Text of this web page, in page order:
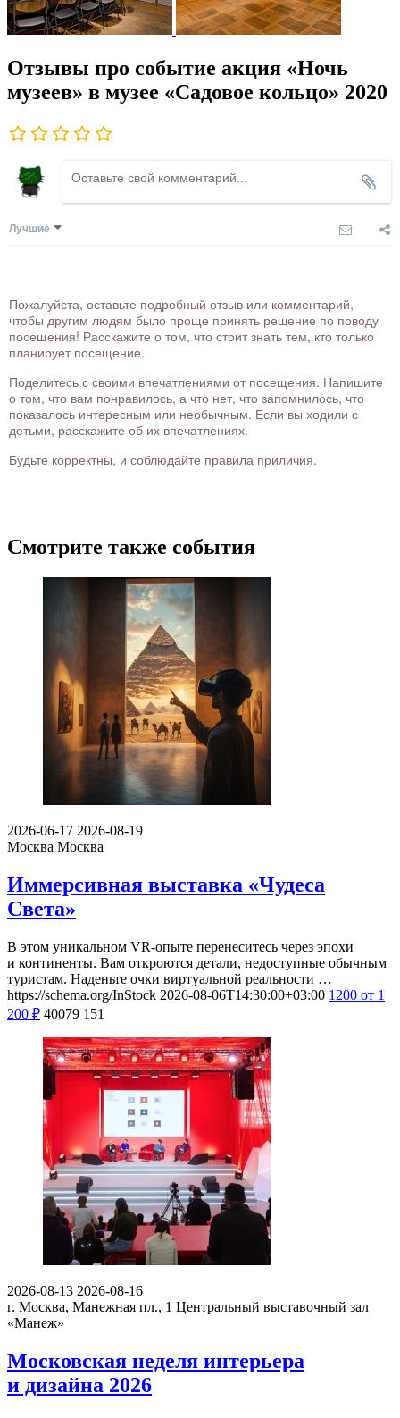
Отзывы про событие акция «Ночь
музеев» в музее «Садовое кольцо» 2020
Лучшие
Пожалуйста, оставьте подробный отзыв или комментарий,
чтобы другим людям было проще принять решение по поводу
посещения! Расскажите о том, что стоит знать тем, кто только
планирует посещение.
Поделитесь с своими впечатлениями от посещения. Напишите
о том, что вам понравилось, а что нет, что запомнилось, что
показалось интересным или необычным. Если вы ходили с
детьми, расскажите об их впечатлениях.
Будьте корректны, и соблюдайте правила приличия.
Смотрите также события
2026-06-17 2026-08-19
Москва Москва
Иммерсивная выставка «Чудеса
Света»
В этом уникальном VR-опыте перенеситесь через эпохи
и континенты. Вам откроются детали, недоступные обычным
туристам. Наденьте очки виртуальной реальности …
https://schema.org/InStock 2026-08-06T14:30:00+03:00 1200 от 1
200 ₽ 40079 151
2026-08-13 2026-08-16
г. Москва, Манежная пл., 1 Центральный выставочный зал
«Манеж»
Московская неделя интерьера
и дизайна 2026